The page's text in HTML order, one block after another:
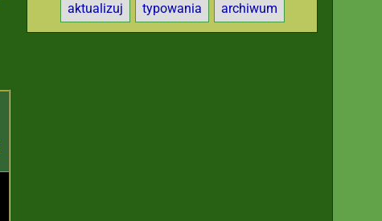
aktualizuj typowania archiwum